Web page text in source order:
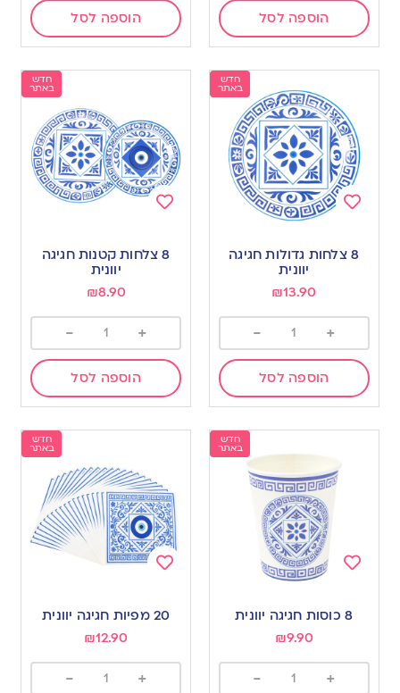
הוספה לסל הוספה לסל
חדש
באתר
to 8 צלחות גדולות חגיגה
יוונית
₪13.90
+
-
הוספה לסל
חדש
באתר
to 8 צלחות קטנות חגיגה
יוונית
₪8.90
+
-
הוספה לסל
חדש
באתר
8 כוסות חגיגה יוונית
₪9.90
+
-
חדש
באתר
to20 מפיות חגיגה יוונית
₪12.90
+
-